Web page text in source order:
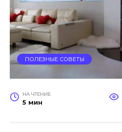
ПОЛЕЗНЫЕ СОВЕТЫ
НА ЧТЕНИЕ
5 мин